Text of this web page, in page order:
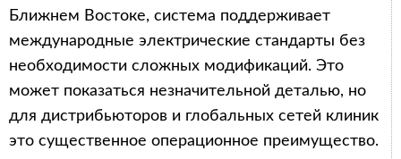
Ближнем Востоке, система поддерживает
международные электрические стандарты без
необходимости сложных модификаций. Это
может показаться незначительной деталью, но
для дистрибьюторов и глобальных сетей клиник
это существенное операционное преимущество.